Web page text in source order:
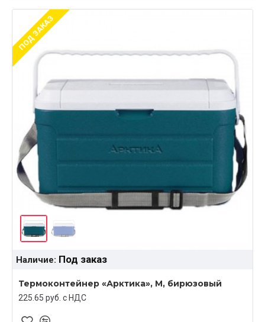
ПОД ЗАКАЗ
Наличие: Под заказ
Термоконтейнер «Арктика», M, бирюзовый
225.65 руб. c НДС